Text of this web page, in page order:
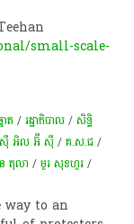
small-scale-
ោត /រដ្ឋាភិបាល /សិទ្ធិ
ស៊ី អិល អ៊ី ស៊ី /គ.ស.ជ /
តុលា /មួរ សុខហួរ /
way to an